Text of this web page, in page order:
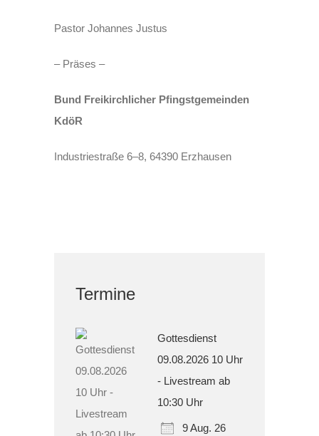
Pastor Johannes Justus
– Präses –
Bund Freikirchlicher Pfingstgemeinden
KdöR
Industriestraße 6–8, 64390 Erzhausen
Termine
Gottesdienst
09.08.2026 10 Uhr
- Livestream ab
10:30 Uhr
9 Aug. 26